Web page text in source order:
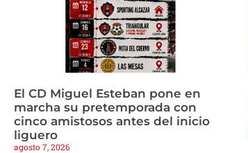
El CD Miguel Esteban pone en
marcha su pretemporada con
cinco amistosos antes del inicio
liguero
agosto 7, 2026